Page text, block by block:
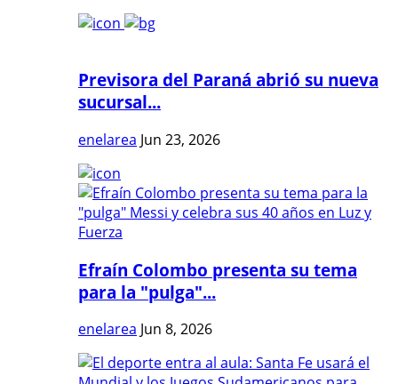
Previsora del Paraná abrió su nueva
sucursal...
enelarea Jun 23, 2026
Efraín Colombo presenta su tema
para la "pulga"...
enelarea Jun 8, 2026